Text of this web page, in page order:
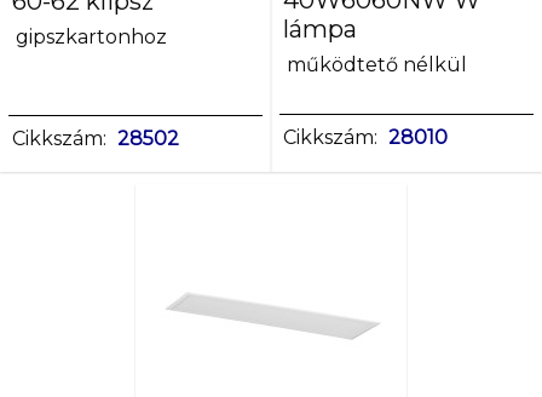
gipszkartonhoz
Cikkszám: 28502
lámpa
működtető nélkül
Cikkszám: 28010